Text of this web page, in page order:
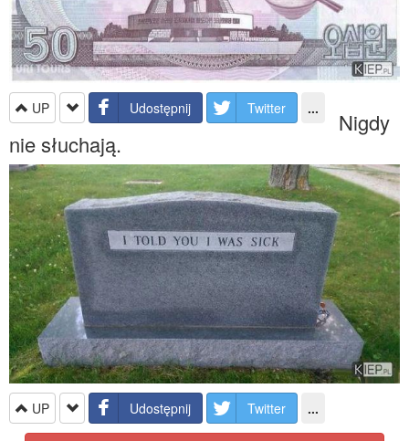
UP Udostępnij Twitter ... Nigdy
nie słuchają.
UP Udostępnij Twitter ...